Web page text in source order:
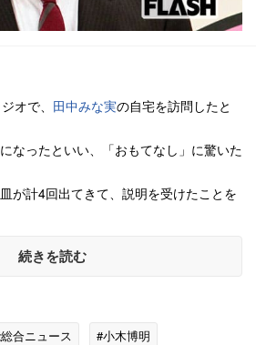
オで、 田中みな実の自宅を訪問したと
なったといい、「おもてなし」に驚いた
が計4回出てきて、説明を受けたことを
続きを読む
合ニュース
#小木博明